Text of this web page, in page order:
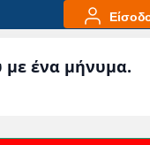
με ένα μήνυμα.